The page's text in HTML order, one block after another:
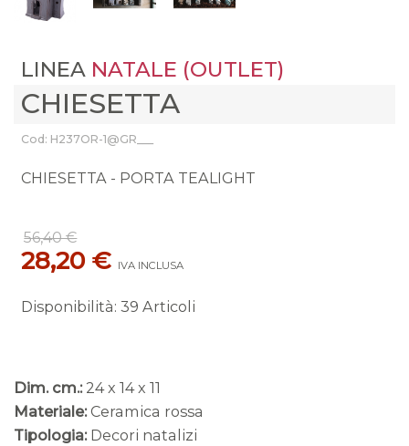
LINEA NATALE (OUTLET)
CHIESETTA
Cod: H237OR-1@GR___
CHIESETTA - PORTA TEALIGHT
56,40 €
28,20 € IVA INCLUSA
Disponibilità: 39 Articoli
Dim. cm.: 24 x 14 x 11
Materiale: Ceramica rossa
Tipologia: Decori natalizi